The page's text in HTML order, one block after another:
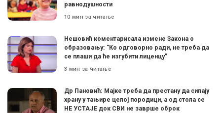
равнодушности
10 мин за читање
Нешовић коментарисала измене Закона о
образовању: ”Ко одговорно ради, не треба да
се плаши да ће изгубити лиценцу”
3 мин за читање
Др Пановић: Мајке треба да престану да сипају
храну у тањире целој породици, а од стола се
НЕ УСТАЈЕ док СВИ не заврше оброк